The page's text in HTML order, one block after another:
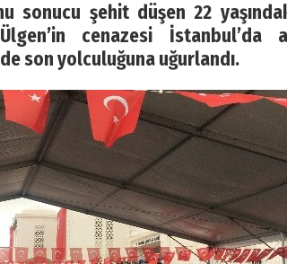
sonucu şehit düşen 22
cenazesi İstanbul’da
son yolculuğuna uğurlandı.